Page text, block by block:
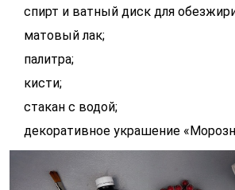
спирт и ватный диск для
матовый лак;
палитра;
кисти;
стакан с водой;
декоративное украшение